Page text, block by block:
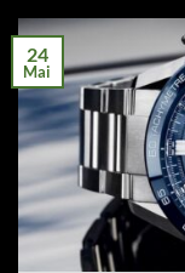
24
Mai